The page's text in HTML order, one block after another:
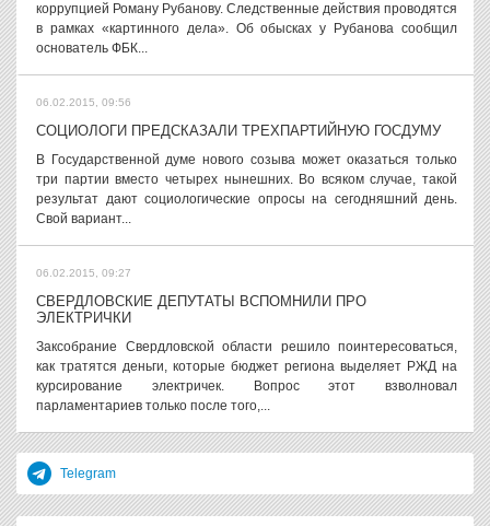
коррупцией Роману Рубанову. Следственные действия проводятся
в рамках «картинного дела». Об обысках у Рубанова сообщил
основатель ФБК...
06.02.2015, 09:56
СОЦИОЛОГИ ПРЕДСКАЗАЛИ ТРЕХПАРТИЙНУЮ ГОСДУМУ
В Государственной думе нового созыва может оказаться только
три партии вместо четырех нынешних. Во всяком случае, такой
результат дают социологические опросы на сегодняшний день.
Свой вариант...
06.02.2015, 09:27
СВЕРДЛОВСКИЕ ДЕПУТАТЫ ВСПОМНИЛИ ПРО
ЭЛЕКТРИЧКИ
Заксобрание Свердловской области решило поинтересоваться,
как тратятся деньги, которые бюджет региона выделяет РЖД на
курсирование электричек. Вопрос этот взволновал
парламентариев только после того,...
Telegram